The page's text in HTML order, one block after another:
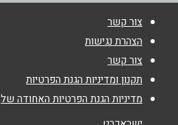
שם מלא
טלפון*
צור קשר
הצהרת נגישות
צור קשר
תקנון ומדיניות הגנת הפרטיות
מדיניות הגנת הפרטיות האחודה של